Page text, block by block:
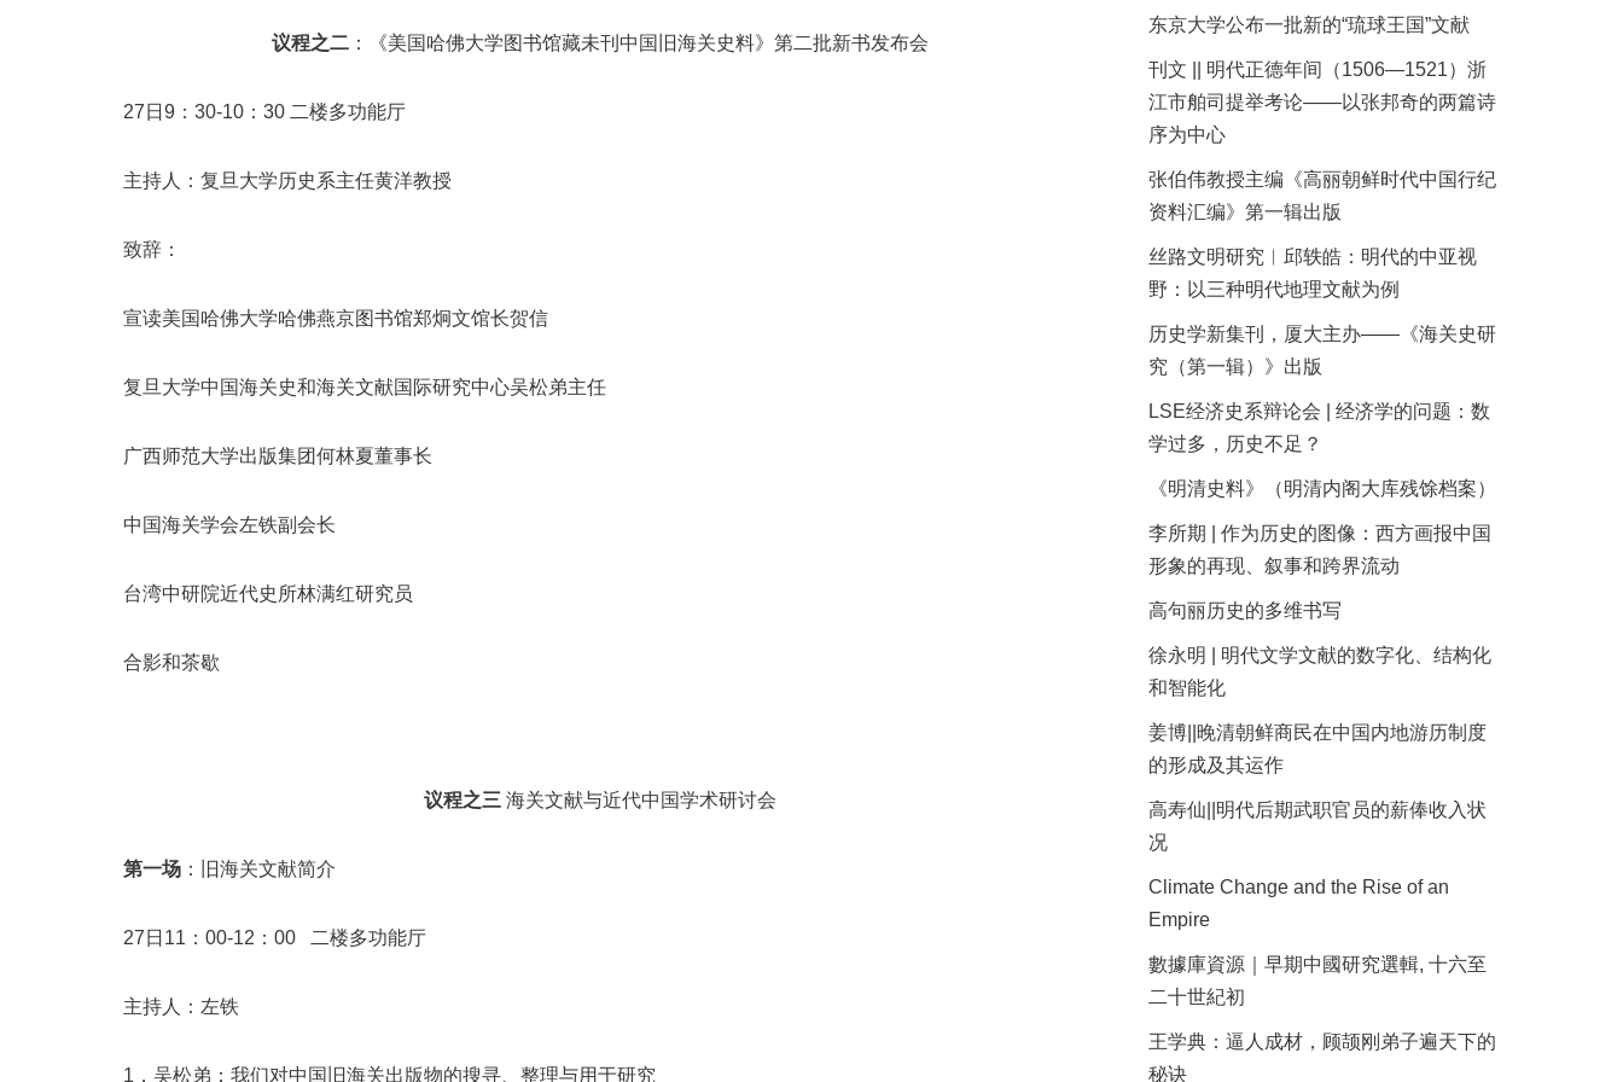
议程之二：《美国哈佛大学图书馆藏未刊中国旧海关史料》第二批新书发布会
27日9：30-10：30 二楼多功能厅
主持人：复旦大学历史系主任黄洋教授
致辞：
宣读美国哈佛大学哈佛燕京图书馆郑炯文馆长贺信
复旦大学中国海关史和海关文献国际研究中心吴松弟主任
广西师范大学出版集团何林夏董事长
中国海关学会左铁副会长
台湾中研院近代史所林满红研究员
合影和茶歇
议程之三 海关文献与近代中国学术研讨会
第一场 ：旧海关文献简介
27日11：00-12：00 二楼多功能厅
主持人：左铁
1，吴松弟：我们对中国旧海关出版物的搜寻、整理与用于研究
东京大学公布一批新的“琉球王国”文献
刊文 || 明代正德年间（1506—1521）浙
江市舶司提举考论——以张邦奇的两篇诗
序为中心
张伯伟教授主编《高丽朝鲜时代中国行纪
资料汇编》第一辑出版
丝路文明研究︱邱轶皓：明代的中亚视
野：以三种明代地理文献为例
历史学新集刊，厦大主办——《海关史研
究（第一辑）》出版
LSE经济史系辩论会 | 经济学的问题：数
学过多，历史不足？
《明清史料》（明清内阁大库残馀档案）
李所期 | 作为历史的图像：西方画报中国
形象的再现、叙事和跨界流动
高句丽历史的多维书写
徐永明 | 明代文学文献的数字化、结构化
和智能化
姜博||晚清朝鲜商民在中国内地游历制度
的形成及其运作
高寿仙||明代后期武职官员的薪俸收入状
况
Climate Change and the Rise of an
Empire
數據庫資源｜早期中國研究選輯, 十六至
二十世紀初
王学典：逼人成材，顾颉刚弟子遍天下的
秘诀